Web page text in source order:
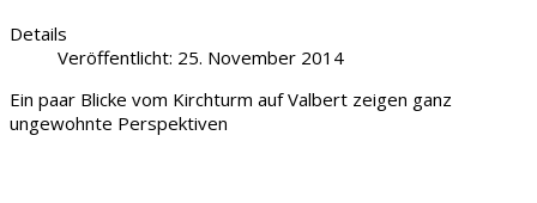
Details
Veröffentlicht: 25. November 2014
Ein paar Blicke vom Kirchturm auf Valbert zeigen ganz
ungewohnte Perspektiven